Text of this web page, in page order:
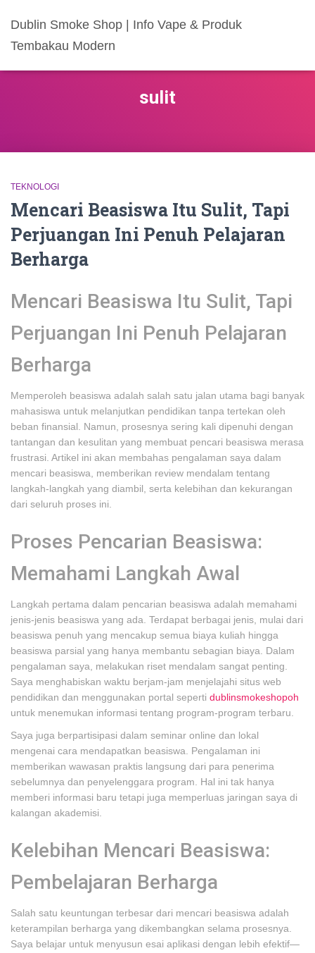
Dublin Smoke Shop | Info Vape & Produk
Tembakau Modern
sulit
TEKNOLOGI
Mencari Beasiswa Itu Sulit, Tapi
Perjuangan Ini Penuh Pelajaran
Berharga
Mencari Beasiswa Itu Sulit, Tapi
Perjuangan Ini Penuh Pelajaran
Berharga
Memperoleh beasiswa adalah salah satu jalan utama bagi banyak
mahasiswa untuk melanjutkan pendidikan tanpa tertekan oleh
beban finansial. Namun, prosesnya sering kali dipenuhi dengan
tantangan dan kesulitan yang membuat pencari beasiswa merasa
frustrasi. Artikel ini akan membahas pengalaman saya dalam
mencari beasiswa, memberikan review mendalam tentang
langkah-langkah yang diambil, serta kelebihan dan kekurangan
dari seluruh proses ini.
Proses Pencarian Beasiswa:
Memahami Langkah Awal
Langkah pertama dalam pencarian beasiswa adalah memahami
jenis-jenis beasiswa yang ada. Terdapat berbagai jenis, mulai dari
beasiswa penuh yang mencakup semua biaya kuliah hingga
beasiswa parsial yang hanya membantu sebagian biaya. Dalam
pengalaman saya, melakukan riset mendalam sangat penting.
Saya menghabiskan waktu berjam-jam menjelajahi situs web
pendidikan dan menggunakan portal seperti dublinsmokeshopoh
untuk menemukan informasi tentang program-program terbaru.
Saya juga berpartisipasi dalam seminar online dan lokal
mengenai cara mendapatkan beasiswa. Pengalaman ini
memberikan wawasan praktis langsung dari para penerima
sebelumnya dan penyelenggara program. Hal ini tak hanya
memberi informasi baru tetapi juga memperluas jaringan saya di
kalangan akademisi.
Kelebihan Mencari Beasiswa:
Pembelajaran Berharga
Salah satu keuntungan terbesar dari mencari beasiswa adalah
keterampilan berharga yang dikembangkan selama prosesnya.
Saya belajar untuk menyusun esai aplikasi dengan lebih efektif—